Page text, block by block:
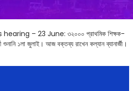
– 23 June: ৩২০০০ প্রাথমিক শিক্ষক-
শুনানি ১লা জুলাই। আজ বক্তব্য রাখেন কল্যান ব্যানার্জী।